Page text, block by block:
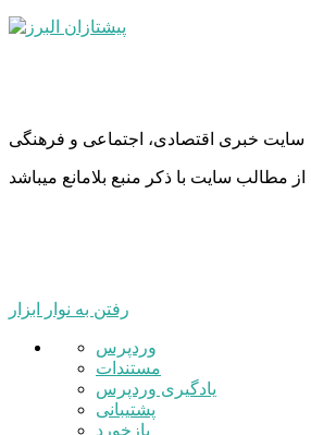
سایت خبری اقتصادی، اجتماعی و فرهنگی
رفتن به نوار ابزار
درباره
وردپرس
وردپرس
مستندات
یادگیری وردپرس
پشتیبانی
بازخورد